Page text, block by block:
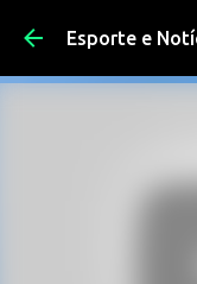
Pular
Esporte e